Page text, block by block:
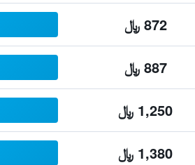
872 ﷼
887 ﷼
1,250 ﷼
1,380 ﷼